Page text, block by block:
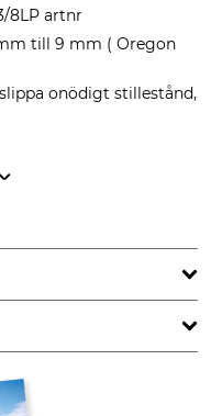
8LP artnr
till 9 mm ( Oregon
onödigt stillestånd,